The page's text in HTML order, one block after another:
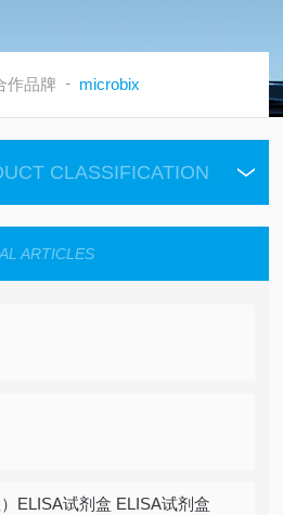
作品牌 - microbix
CLASSIFICATION
ARTICLES
ELISA试剂盒 ELISA试剂盒